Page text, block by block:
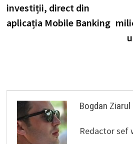
investiții, direct din
aplicația Mobile Banking
Bogdan Ziarul
Redactor sef